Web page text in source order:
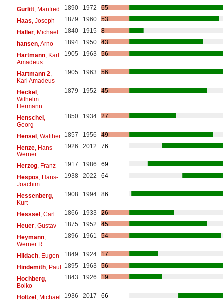
Gurlitt, Manfred 1890 1972
65
Haas , Joseph 1879 1960
53
Haller, Michael 1840 1915
8
hansen, Arno 1894 1950
43
Hartmann, Karl
Amadeus
1905 1963 56
Hartmann 2
Karl Amadeus
1905 1963 56
Heckel,
Wilhelm
Hermann
1879 1952 45
Henschel,
Georg
1850 1934 27
Hensel, Walther 1857 1956
49
Henze, Hans
Werner
1926 2012 76
Herzog, Franz 1917 1986
69
Hespos , Hans-
Joachim
1938 2022 64
Hessenberg,
Kurt
1908 1994 86
Hesssel, Carl 1866 1933
26
Heuer, Gustav 1875 1952
45
Heymann,
Werner R.
1896 1961 54
Hildach, Eugen 1849 1924
17
Hindemith, Paul 1895 1963
56
Hochberg,
Bolko
1843 1926 19
Höltzel, Michael 1936 2017
66